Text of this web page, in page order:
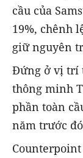
cầu của
19%, chênh
giữ nguyên
Đứng ở vị trí
thông minh
phần toàn
năm trước